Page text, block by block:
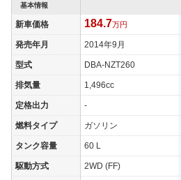
タイヤサイズ
(後)
街地)
-
WLTCモード(郊
外)
WLTCモード(高
-
基本情報
新車価格 184.7万円
発売年月 2014年9月
型式 DBA-NZT260
排気量 1,496cc
定格出力 -
燃料タイプ ガソリン
タンク容量 60 L
駆動方式 2WD (FF)